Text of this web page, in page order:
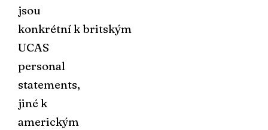
jsou
konkrétní k britským
UCAS
personal
statements,
jiné k
americkým